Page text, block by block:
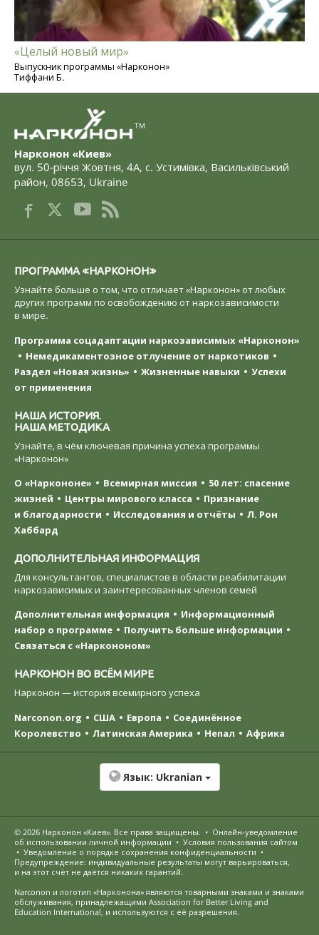
«Целый новый мир»
Выпускник программы «Нарконон»
Тиффани Б.
TM
Нарконон «Киев»
вул. 50-річчя Жовтня, 4А, с. Устимівка, Васильківський
район, 08653, Ukraine
ПРОГРАММА «НАРКОНОН»
Узнайте больше о том, что отличает «Нарконон» от любых
других программ по освобождению от наркозависимости
в мире.
Программа соцадаптации наркозависимых «Нарконон»
Немедикаментозное отлучение от наркотиков
Раздел «Новая жизнь»
Жизненные навыки
Успехи
от применения
НАША ИСТОРИЯ.
НАША МЕТОДИКА
Узнайте, в чём ключевая причина успеха программы
«Нарконон»
О «Наркононе»
Всемирная миссия
50 лет: спасение
жизней
Центры мирового класса
Признание
и благодарности
Исследования и отчёты
Л. Рон
Хаббард
ДОПОЛНИТЕЛЬНАЯ ИНФОРМАЦИЯ
Для консультантов, специалистов в области реабилитации
наркозависимых и заинтересованных членов семей
Дополнительная информация
Информационный
набор о программе
Получить больше информации
Связаться с «Наркононом»
НАРКОНОН ВО ВСЁМ МИРЕ
Нарконон — история всемирного успеха
Narconon.org
США Европа
Соединённое
Королевство
Латинская Америка Непал Африка
Язык: Ukranian
© 2026 Нарконон «Киев». Все права защищены. • Онлайн-уведомление
об использовании личной информации • Условия пользования сайтом
• Уведомление о порядке сохранения конфиденциальности •
Предупреждение: индивидуальные результаты могут варьироваться,
и на этот счёт не даётся никаких гарантий.
Narconon и логотип «Нарконона» являются товарными знаками и знаками
обслуживания, принадлежащими Association for Better Living and
Education International, и используются с её разрешения.